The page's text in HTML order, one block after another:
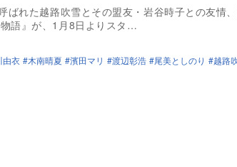
ばれた越路吹雪とその盟友・岩谷時子との友情
語』が、1月8日よりスタ…
由衣 木南晴夏 濱田マリ 渡辺彰浩 尾美としのり
越路